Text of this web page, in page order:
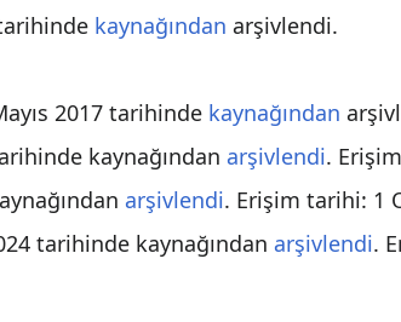
kaynağından arşivlendi.
2017 tarihinde kaynağından
kaynağından arşivlendi.
arşivlendi. Erişim tarihi: 1
tarihinde kaynağından arşivlendi.